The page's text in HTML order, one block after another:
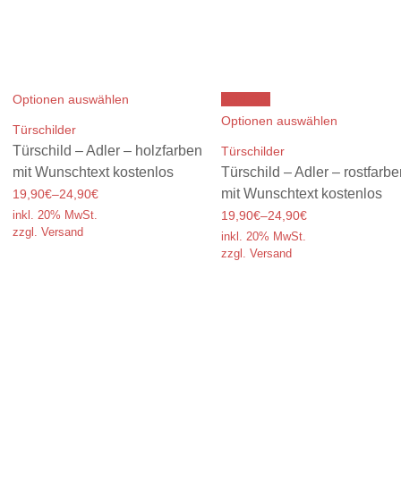
Optionen auswählen
Türschilder
Türschild – Adler – holzfarben
mit Wunschtext kostenlos
19,90€–24,90€
inkl. 20% MwSt.
zzgl. Versand
Optionen auswählen
Türschilder
Türschild – Adler –
mit Wunschtext kostenlos
19,90€–24,90€
inkl. 20% MwSt.
zzgl. Versand